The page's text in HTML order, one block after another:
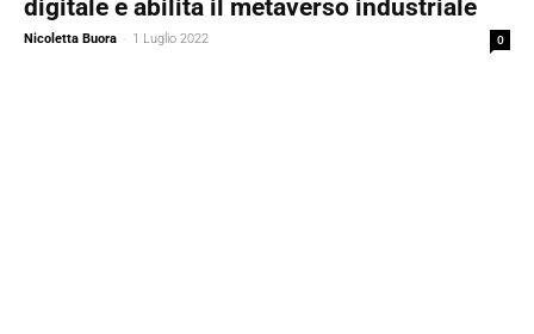
digitale e abilita il metaverso industriale
Nicoletta Buora - 1 Luglio 2022 0